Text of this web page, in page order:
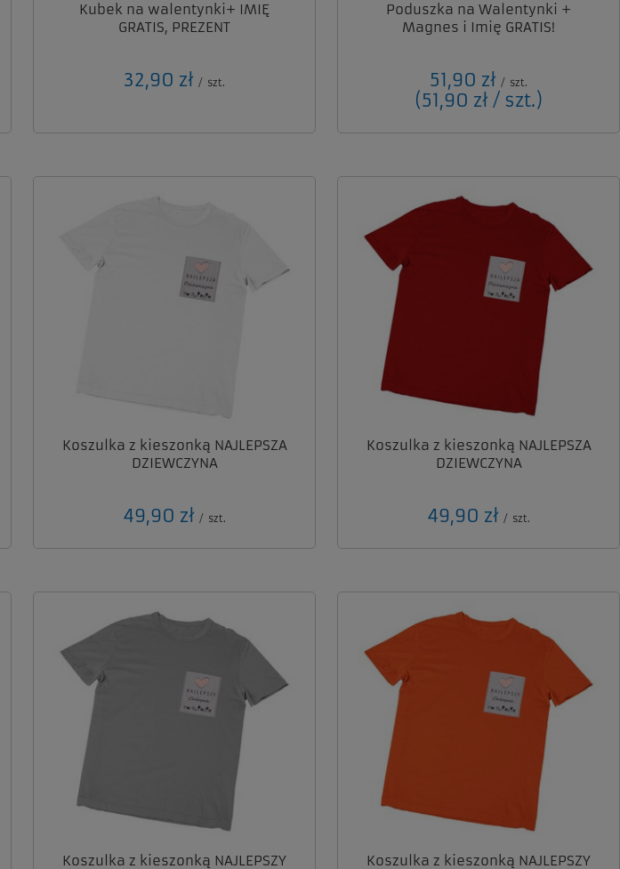
Kubek na walentynki+ IMIĘ
GRATIS, PREZENT
32,90 zł / szt.
Poduszka na Walentynki +
Magnes i Imię GRATIS!
51,90 zł / szt.
(51,90 zł / szt.)
Koszulka z kieszonką NAJLEPSZA
DZIEWCZYNA
49,90 zł / szt.
Koszulka z kieszonką NAJLEPSZA
DZIEWCZYNA
49,90 zł / szt.
Koszulka z kieszonką NAJLEPSZY
Koszulka z kieszonką NAJLEPSZY